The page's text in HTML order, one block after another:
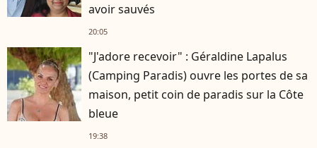
avoir sauvés
20:05
"J'adore recevoir" : Géraldine Lapalus
(Camping Paradis) ouvre les portes de sa
maison, petit coin de paradis sur la Côte
bleue
19:38